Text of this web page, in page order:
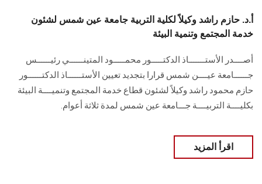
أ.د. حازم راشد وكيلاً لكلية التربية جامعة عين شمس لشئون
خدمة المجتمع وتنمية البيئة
أصــــدر الأستـــــــاذ الدكتـــــور محمـــــود المتينــــــي رئيــــــس
جــــــامعة عيــــن شمس قرارا بتجديد تعيين الأستــــــاذ الدكتــــــور
حازم محمود راشد وكيلاً لشئون قطاع خدمة المجتمع وتنميــــة البيئة
بكليــــة التربيــــة جـــامعة عين شمس لمدة ثلاثة أعوام.
اقرأ المزيد